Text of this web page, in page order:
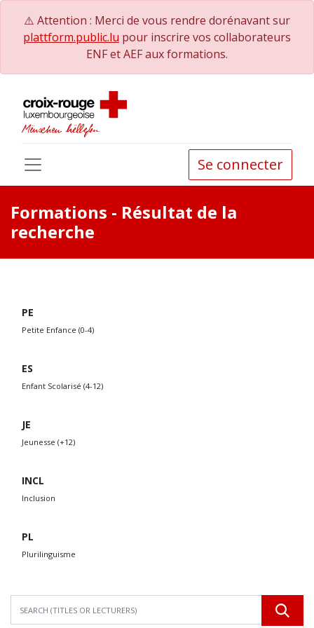
⚠️ Attention : Merci de vous rendre dorénavant sur
plattform.public.lu pour inscrire vos collaborateurs
ENF et AEF aux formations.
Se connecter
Formations - Résultat de la
recherche
PE
Petite Enfance (0-4)
ES
Enfant Scolarisé (4-12)
JE
Jeunesse (+12)
INCL
Inclusion
PL
Plurilinguisme